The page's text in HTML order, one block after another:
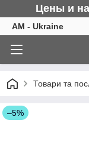
Цены и
AM - Ukraine
Товари та
–5%